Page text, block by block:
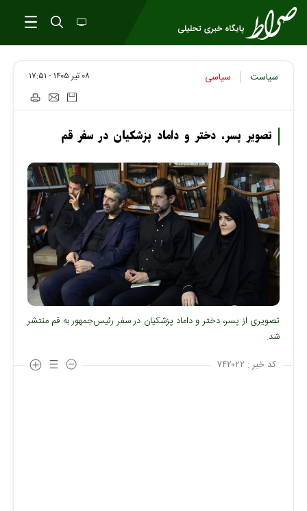
سیاست سیاسی ۰۸ تير ۱۴۰۵ - ۱۷:۵۱
تصویر پسر، دختر و داماد پزشکیان در سفر قم
تصویری از پسر، دختر و داماد پزشکیان در سفر رئیس‌جمهور به قم منتشر
شد.
کد خبر : ۷۴۲۰۲۲